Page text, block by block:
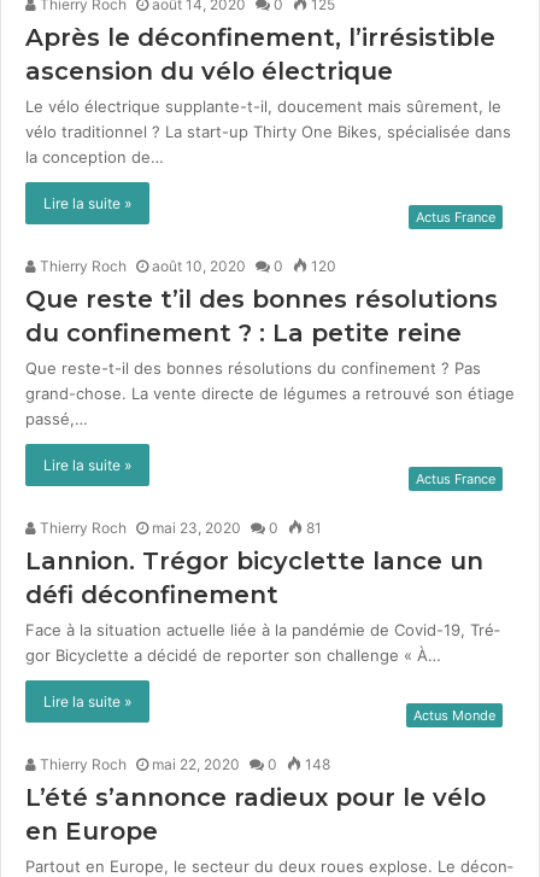
Thierry Roch août 14, 2020 0 125
Après le déconfinement, l’irrésistible
ascension du vélo électrique
Le vélo élec­trique sup­plante-t-il, douce­ment mais sûre­ment, le
vélo tra­di­tion­nel ? La start-up Thir­ty One Bikes, spé­cial­isée dans
la con­cep­tion de…
Lire la suite »
Actus France
Thierry Roch août 10, 2020 0 120
Que reste t’il des bonnes résolutions
du confinement ? : La petite reine
Que reste-t-il des bonnes réso­lu­tions du con­fine­ment ? Pas
grand-chose. La vente directe de légumes a retrou­vé son éti­age
passé,…
Lire la suite »
Actus France
Thierry Roch mai 23, 2020 0 81
Lannion. Trégor bicyclette lance un
défi déconfinement
Face à la sit­u­a­tion actuelle liée à la pandémie de Covid-19, Tré­
gor Bicy­clette a décidé de reporter son chal­lenge « À…
Lire la suite »
Actus Monde
Thierry Roch mai 22, 2020 0 148
L’été s’annonce radieux pour le vélo
en Europe
Partout en Europe, le secteur du deux roues explose. Le décon­